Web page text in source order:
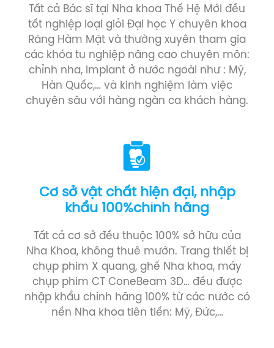
Tất cả Bác sĩ tại Nha khoa Thế Hệ Mới đều
tốt nghiệp loại giỏi Đại học Y chuyên khoa
Răng Hàm Mặt và thường xuyên tham gia
các khóa tu nghiệp nâng cao chuyên môn:
chỉnh nha, Implant ở nước ngoài như : Mỹ,
Hàn Quốc,… và kinh nghiệm làm việc
chuyên sâu với hàng ngàn ca khách hàng.
Cơ sở vật chất hiện đại, nhập
khẩu 100%chính hãng
Tất cả cơ sở đều thuộc 100% sở hữu của
Nha Khoa, không thuê mướn. Trang thiết bị
chụp phim X quang, ghế Nha khoa, máy
chụp phim CT ConeBeam 3D… đều được
nhập khẩu chính hãng 100% từ các nước có
nền Nha khoa tiên tiến: Mỹ, Đức,…